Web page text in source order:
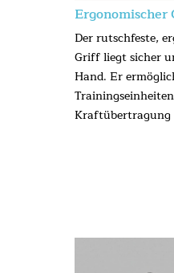
Der rutschfeste,
Griff liegt sicher
Hand. Er
Kraftübertragung